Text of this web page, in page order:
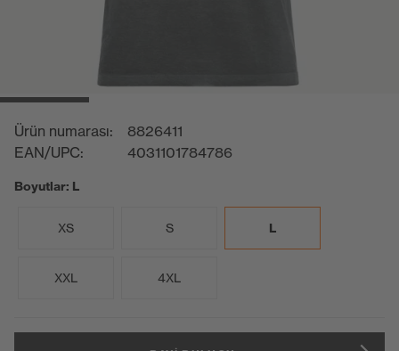
Ürün numarası:
8826411
EAN/UPC:
4031101784786
Boyutlar: L
XS S L
XXL 4XL